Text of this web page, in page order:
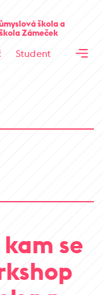
školaa
Zámeček
Student
se